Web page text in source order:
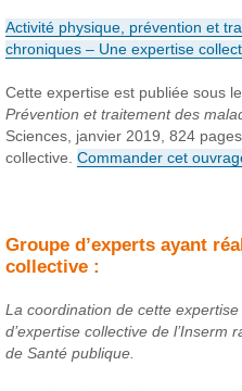
Activité physique, prévention et
chroniques – Une expertise
Cette expertise est publiée sous
Prévention et traitement des
Sciences, janvier 2019, 824
collective.Commander cet
Groupe d’experts ayant
collective :
La coordination de cette
d’expertise collective de l’Inserm
de Santé publique.